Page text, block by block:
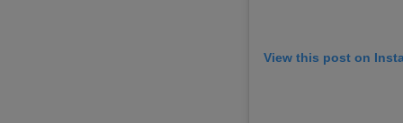
View this post on